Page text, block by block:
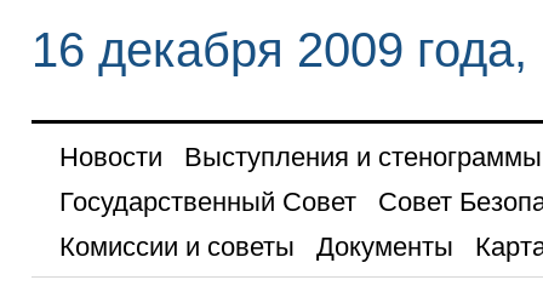
16 декабря 2009
Новости
Выступления и стенограммы
Государственный Совет
Совет
Комиссии и советы
Документы